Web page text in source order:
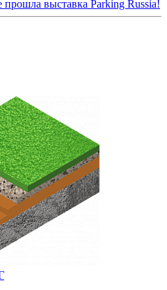
выставка Parking Russia!